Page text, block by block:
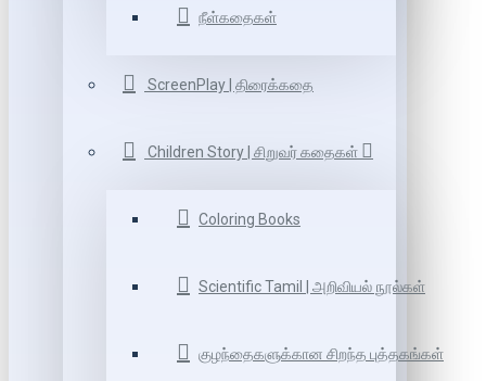
நீள்கதைகள்
ScreenPlay | திரைக்கதை
Children Story | சிறுவர் கதைகள்
Coloring Books
Scientific Tamil | அறிவியல் நூல்கள்
குழந்தைகளுக்கான சிறந்த புத்தகங்கள்